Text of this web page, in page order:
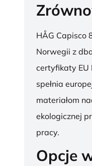
HÅG Capisco
Norwegii z
certyfikaty EU
spełnia
materiałom
ekologicznej
pracy.
Opcje